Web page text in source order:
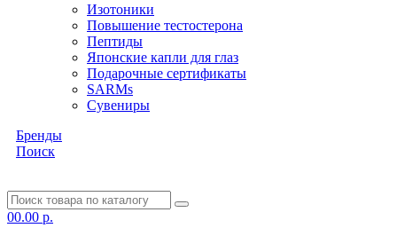
Изотоники
Повышение тестостерона
Пептиды
Японские капли для глаз
Подарочные сертификаты
SARMs
Сувениры
Бренды
Поиск
00.00 р.